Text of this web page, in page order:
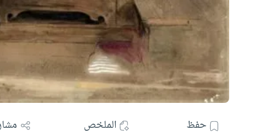
حفظ الملخص